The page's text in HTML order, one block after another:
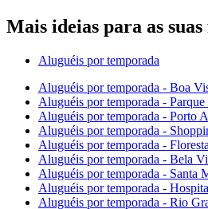
Mais ideias para as
Aluguéis por temporada
Aluguéis por temporada - Boa
Aluguéis por temporada -
Aluguéis por temporada - Porto
Aluguéis por temporada -
Aluguéis por temporada - Floresta
Aluguéis por temporada - Bela
Aluguéis por temporada - Santa
Aluguéis por temporada -
Aluguéis por temporada - Rio